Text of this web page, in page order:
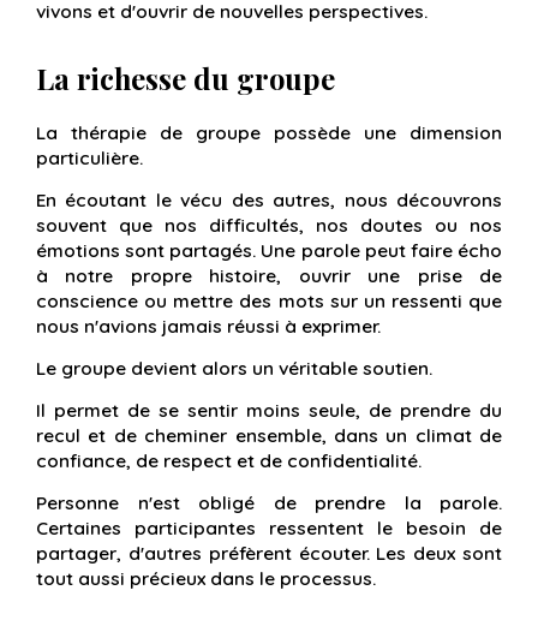
vivons et d'ouvrir de nouvelles perspectives.
La richesse du groupe
La thérapie de groupe possède une dimension
particulière.
En écoutant le vécu des autres, nous découvrons
souvent que nos difficultés, nos doutes ou nos
émotions sont partagés. Une parole peut faire écho
à notre propre histoire, ouvrir une prise de
conscience ou mettre des mots sur un ressenti que
nous n'avions jamais réussi à exprimer.
Le groupe devient alors un véritable soutien.
Il permet de se sentir moins seule, de prendre du
recul et de cheminer ensemble, dans un climat de
confiance, de respect et de confidentialité.
Personne n'est obligé de prendre la parole.
Certaines participantes ressentent le besoin de
partager, d'autres préfèrent écouter. Les deux sont
tout aussi précieux dans le processus.